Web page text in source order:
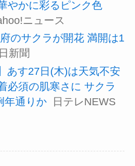
やかに彩るピンク色
ニュース
のサクラが開花 満開は1
新聞
あす27日(木)は天気不安
必須の肌寒さに サクラ
年通りか
日テレNEWS